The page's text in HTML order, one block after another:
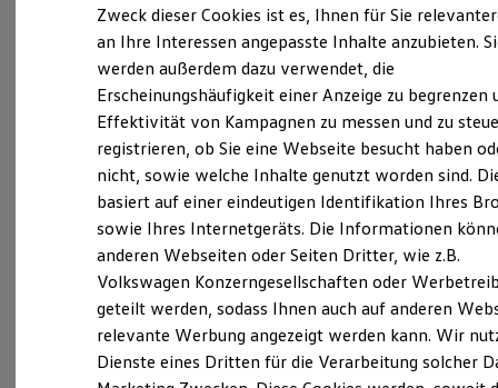
Laden
Laden unterwegs
Laden Zuhause
Ladezeitensimulator
Batterie
Sicherheit
Garantie und Lebensdauer
Nachhaltigkeit
Technologie
Kosten und Kauf
Verbrauchskosten
Kaufoptionen
E-Auto-Förderung
Software und Konnektivität
Die ID. Software 6
ID. Software Versionen und Updates
Digitale Extras
Schnittstellen zu Ihrem ID.
Fahrzeugangebot anfordern
Servicetermin buchen
Serviceanfrage stellen
Zweck dieser Cookies ist es, Ihnen für Sie
an Ihre Interessen angepasste Inhalte anzubieten.
werden außerdem dazu verwendet, die
Erscheinungshäufigkeit einer Anzeige zu begrenzen
Effektivität von Kampagnen zu messen und zu
registrieren, ob Sie eine Webseite besucht haben
nicht, sowie welche Inhalte genutzt worden sind.
basiert auf einer eindeutigen Identifikation Ihres
sowie Ihres Internetgeräts. Die Informationen
anderen Webseiten oder Seiten Dritter, wie z.B.
Volkswagen Konzerngesellschaften oder
geteilt werden, sodass Ihnen auch auf anderen
relevante Werbung angezeigt werden kann. Wir
Dienste eines Dritten für die Verarbeitung solcher